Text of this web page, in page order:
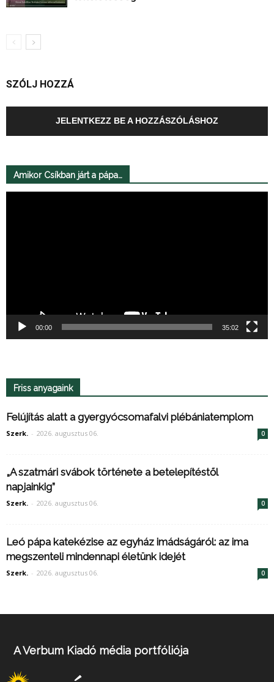
SZÓLJ HOZZÁ
JELENTKEZZ BE A HOZZÁSZÓLÁSHOZ
Amikor Csíkban járt a pápa…
00:00 35:02
Friss anyagaink
Felújítás alatt a gyergyócsomafalvi plébániatemplom
Szerk. - 2026. augusztus 06. 0
„A szatmári svábok története a betelepítéstől
napjainkig”
Szerk. - 2026. augusztus 06. 0
Leó pápa katekézise az egyház imádságáról: az ima
megszenteli mindennapi életünk idejét
Szerk. - 2026. augusztus 06. 0
A Verbum Kiadó média portfóliója